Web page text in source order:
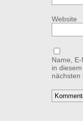
Website
Name,
in
nächsten